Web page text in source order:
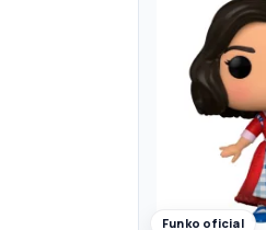
Funko oficial